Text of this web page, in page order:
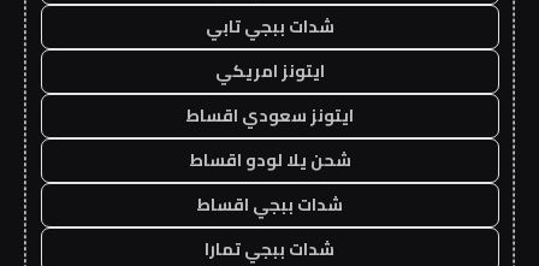
شدات ببجي تابي
ايتونز امريكي
ايتونز سعودي اقساط
شحن يلا لودو اقساط
شدات ببجي اقساط
شدات ببجي تمارا